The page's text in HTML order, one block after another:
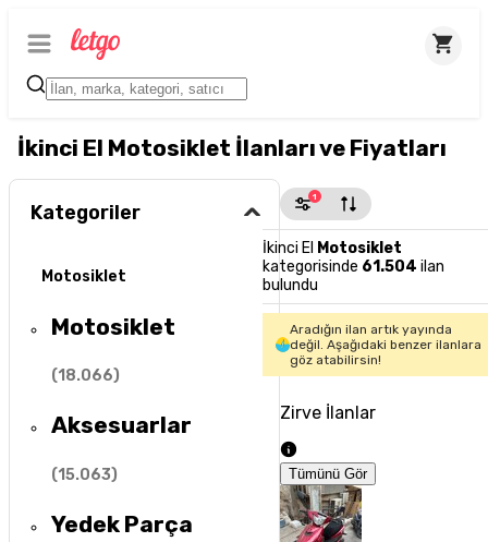
İkinci El Motosiklet İlanları ve Fiyatları
Kategoriler
Motosiklet
Motosiklet
(18.066)
Aksesuarlar
(15.063)
Yedek Parça
1
İkinci El Motosiklet
kategorisinde 61.504 ilan
bulundu
Aradığın ilan artık yayında
değil. Aşağıdaki benzer ilanlara
göz atabilirsin!
Zirve İlanlar
Tümünü Gör